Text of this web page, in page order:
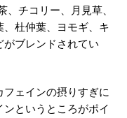
、チコリー、月見草、
杜仲葉、ヨモギ、キ
がブレンドされてい
フェインの摂りすぎに
というところがポイ